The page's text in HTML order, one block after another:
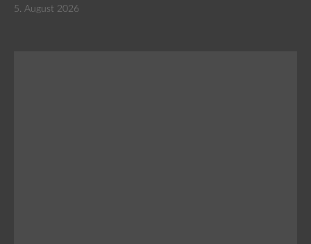
5. August 2026